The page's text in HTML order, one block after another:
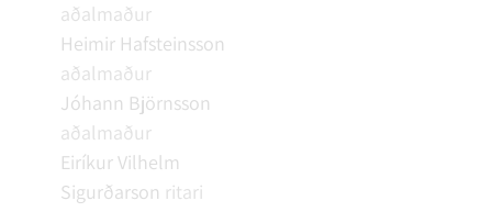
aðalmaður
Heimir Hafsteinsson
aðalmaður
Jóhann Björnsson
aðalmaður
Eiríkur Vilhelm
Sigurðarson ritari